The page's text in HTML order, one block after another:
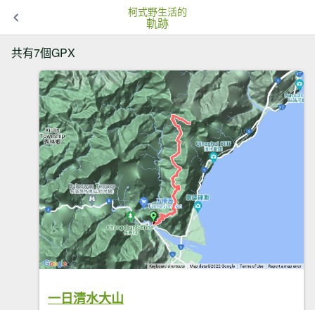
柯式野生活的
軌跡
共有7個GPX
一日清水大山